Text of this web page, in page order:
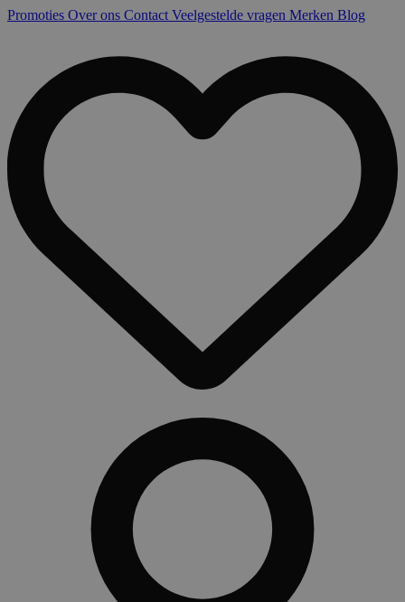
Promoties Over ons Contact Veelgestelde vragen Merken Blog